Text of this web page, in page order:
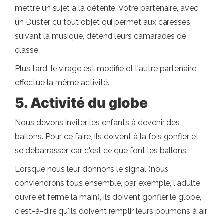
mettre un sujet à la détente. Votre partenaire, avec
un Duster ou tout objet qui permet aux caresses,
suivant la musique, détend leurs camarades de
classe.
Plus tard, le virage est modifié et l'autre partenaire
effectue la même activité.
5. Activité du globe
Nous devons inviter les enfants à devenir des
ballons. Pour ce faire, ils doivent à la fois gonfler et
se débarrasser, car c'est ce que font les ballons.
Lorsque nous leur donnons le signal (nous
conviendrons tous ensemble, par exemple, l'adulte
ouvre et ferme la main), ils doivent gonfler le globe,
c'est-à-dire qu'ils doivent remplir leurs poumons à air